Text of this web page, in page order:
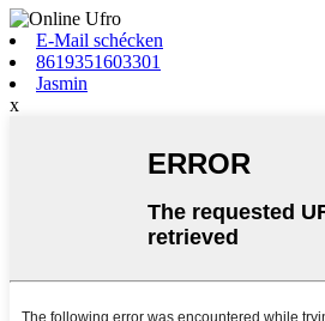
E-Mail schécken
8619351603301
Jasmin
x